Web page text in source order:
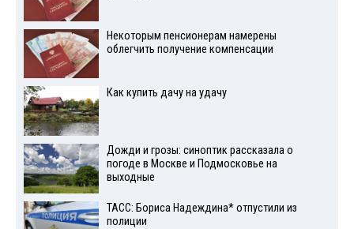
Некоторым пенсионерам намерены
облегчить получение компенсации
Как купить дачу на удачу
Дожди и грозы: синоптик рассказала о
погоде в Москве и Подмосковье на
выходные
ТАСС: Бориса Надеждина* отпустили из
полиции